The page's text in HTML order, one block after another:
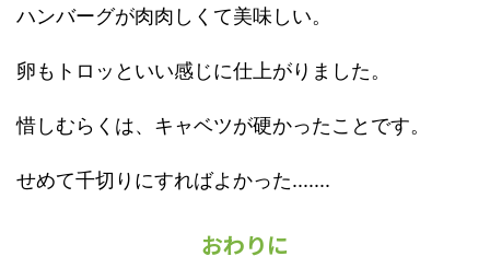
ハンバーグが肉肉しくて美味しい。
卵もトロッといい感じに仕上がりました。
惜しむらくは、キャベツが硬かったことです。
せめて千切りにすればよかった.......
おわりに